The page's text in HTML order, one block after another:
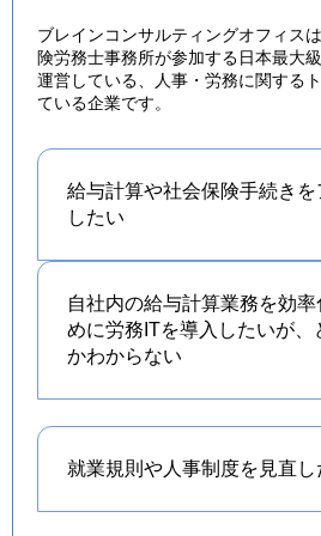
ブレインコンサルティングオフィス
険労務士事務所が参加する日本最大
運営している、人事・労務に関する
ている企業です。
給与計算や社会保険手続きを
したい
自社内の給与計算業務を効
めに労務ITを導入したいが、
かわからない
就業規則や人事制度を 見直し